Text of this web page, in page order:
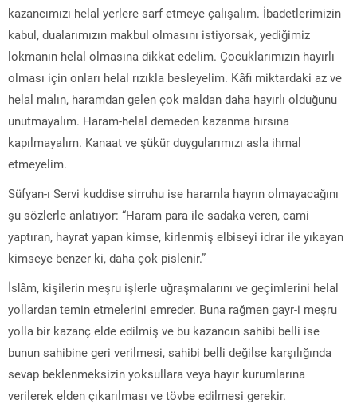
kazancımızı helal yerlere sarf etmeye çalışalım. İbadetlerimizin
kabul, dualarımızın makbul olmasını istiyorsak, yediğimiz
lokmanın helal olmasına dikkat edelim. Çocuklarımızın hayırlı
olması için onları helal rızıkla besleyelim. Kâfi miktardaki az ve
helal malın, haramdan gelen çok maldan daha hayırlı olduğunu
unutmayalım. Haram-helal demeden kazanma hırsına
kapılmayalım. Kanaat ve şükür duygularımızı asla ihmal
etmeyelim.
Süfyan-ı Servi kuddise sirruhu ise haramla hayrın olmayacağını
şu sözlerle anlatıyor: “Haram para ile sadaka veren, cami
yaptıran, hayrat yapan kimse, kirlenmiş elbiseyi idrar ile yıkayan
kimseye benzer ki, daha çok pislenir.”
İslâm, kişilerin meşru işlerle uğraşmalarını ve geçimlerini helal
yollardan temin etmelerini emreder. Buna rağmen gayr-i meşru
yolla bir kazanç elde edilmiş ve bu kazancın sahibi belli ise
bunun sahibine geri verilmesi, sahibi belli değilse karşılığında
sevap beklenmeksizin yoksullara veya hayır kurumlarına
verilerek elden çıkarılması ve tövbe edilmesi gerekir.